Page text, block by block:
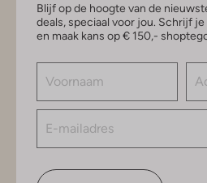
Blijf op de hoogte van de
deals, speciaal voor jou. Schrijf
en maak kans op € 150,-